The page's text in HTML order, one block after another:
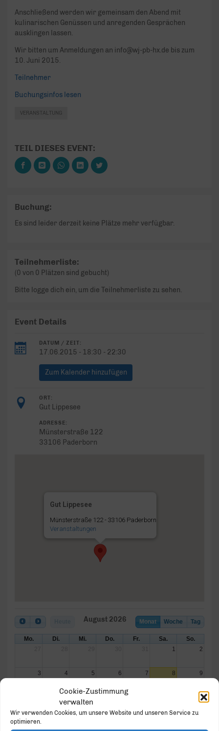
Cookie-Zustimmung
verwalten
Wir verwenden Cookies, um unsere Website und unseren Service zu
optimieren.
Anschließend werden wir gemeinsam den Abend mit
kulinarischen Genüssen und anregenden Gesprächen
ausklingen lassen.
Wir bitten um Anmeldungen an info@wj-pb-hx.de bis zum
10. Juni 2015.
Teilnehmer
Buchungsinfos lesen
VERANSTALTUNG
TEIL DIESES EVENT:
Buchung:
Es sind leider derzeit keine Plätze mehr verfügbar.
Teilnehmerliste:
(0 von 0 Plätzen sind gebucht)
Bitte logge dich ein, um die Teilnehmerliste zu sehen.
Event Details
DATUM / ZEIT:
17.06.2015 - 18:30 - 22:30
Zum Kalender hinzufügen
ORT:
Gut Lippesee
ADRESSE:
Münsterstraße 122
33106 Paderborn
Gut Lippesee
Münsterstraße 122 - 33106 Paderborn
Veranstaltungen
Monat Woche Tag
August 2026
Mo. Di. Mi. Do. Fr. Sa.
So.
1 2
3 4 5 6 7 8 9
16
17